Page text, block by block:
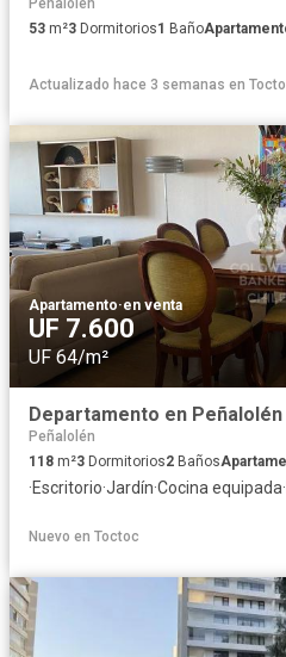
Peñalolén
53 m²3 Dormitorios1 Baño
Actualizado hace 3 semanas en
Apartamento·en venta
UF 7.600
UF 64/m²
Departamento en Peñalolén
Peñalolén
118 m²3 Dormitorios2 Baños
·Escritorio·Jardín·Cocina equipada·
Nuevo en Toctoc